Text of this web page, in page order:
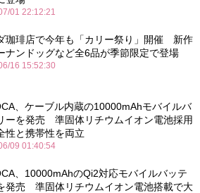
01 22:12:21
珈琲店で今年も「カリー祭り」開催 新作
ナンドッグなど全6品が季節限定で登場
16 15:52:30
、ケーブル内蔵の10000mAhモバイルバ
ーを発売 準固体リチウムイオン電池採用
性と携帯性を両立
09 01:40:54
、10000mAhのQi2対応モバイルバッテ
発売 準固体リチウムイオン電池搭載で大